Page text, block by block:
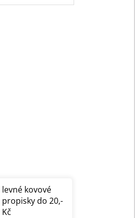
levné kovové
propisky do 20,-
Kč